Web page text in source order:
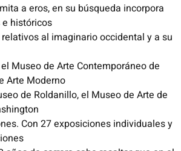
a eros, en su búsqueda incorpora
históricos
al imaginario occidental y a su
Museo de Arte Contemporáneo de
Arte Moderno
de Roldanillo, el Museo de Arte de
Con 27 exposiciones individuales y